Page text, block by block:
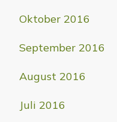
Oktober 2016
September 2016
August 2016
Juli 2016